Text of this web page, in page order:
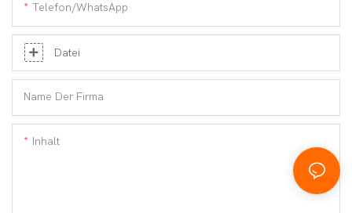
Telefon/WhatsApp
Datei
Name Der Firma
Inhalt